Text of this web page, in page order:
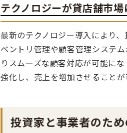
テクノロジーが貸店舗市
最新のテクノロジー導入により
ベントリ管理や顧客管理システ
りスムーズな顧客対応が可能に
強化し、売上を増加させることが
投資家と事業者のた